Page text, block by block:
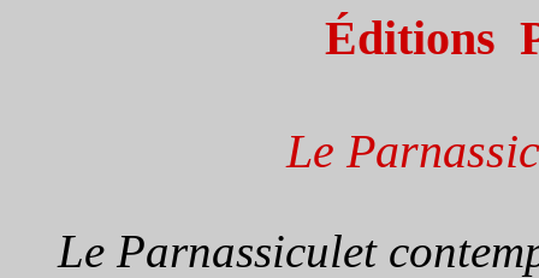
Éditions
Le
Le Parnassiculet